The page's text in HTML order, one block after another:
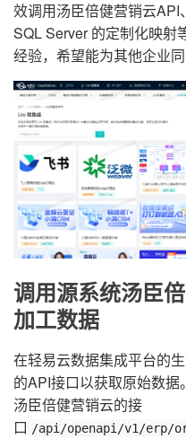
效调用汤臣倍健营销云
SQL Server 的定制化映射
经验，希望能为其他企业
调用源系统汤臣
加工数据
在轻易云数据集成平台的
的API接口以获取原始数
汤臣倍健营销云的接
口 /api/openapi/v1/erp/